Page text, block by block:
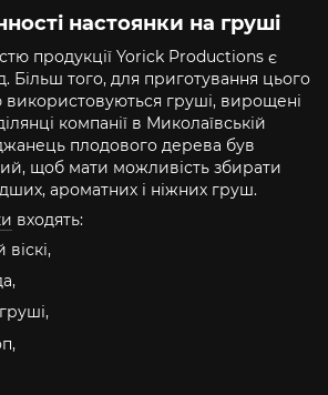
настоянки на груші
продукції Yorick Productions є
Більш того, для приготування цього
використовуються груші, вирощені
компанії в Миколаївській
плодового дерева був
щоб мати можливість збирати
ароматних і ніжних груш.
входять: